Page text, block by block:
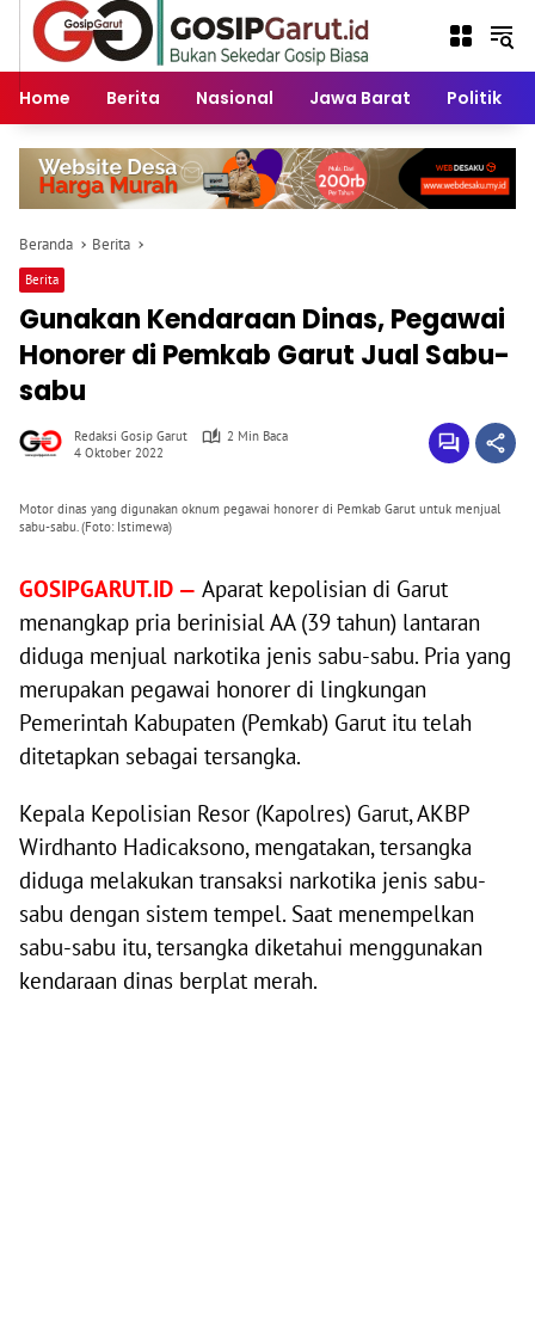
Langsung
konten
Home Berita Nasional Jawa Barat Politik
Beranda Berita
Berita
Gunakan Kendaraan Dinas, Pegawai
Honorer di Pemkab Garut Jual Sabu-
sabu
Redaksi Gosip Garut
2 Min Baca
4 Oktober 2022
Motor dinas yang digunakan oknum pegawai honorer di Pemkab Garut untuk menjual
sabu-sabu. (Foto: Istimewa)
GOSIPGARUT.ID — Aparat kepolisian di Garut
menangkap pria berinisial AA (39 tahun) lantaran
diduga menjual narkotika jenis sabu-sabu. Pria yang
merupakan pegawai honorer di lingkungan
Pemerintah Kabupaten (Pemkab) Garut itu telah
ditetapkan sebagai tersangka.
Kepala Kepolisian Resor (Kapolres) Garut, AKBP
Wirdhanto Hadicaksono, mengatakan, tersangka
diduga melakukan transaksi narkotika jenis sabu-
sabu dengan sistem tempel. Saat menempelkan
sabu-sabu itu, tersangka diketahui menggunakan
kendaraan dinas berplat merah.